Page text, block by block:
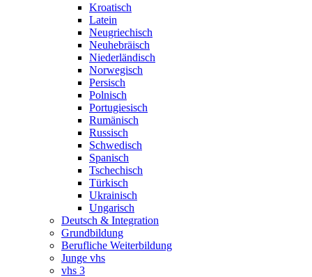
Kroatisch
Latein
Neugriechisch
Neuhebräisch
Niederländisch
Norwegisch
Persisch
Polnisch
Portugiesisch
Rumänisch
Russisch
Schwedisch
Spanisch
Tschechisch
Türkisch
Ukrainisch
Ungarisch
Deutsch & Integration
Grundbildung
Berufliche Weiterbildung
Junge vhs
vhs 3